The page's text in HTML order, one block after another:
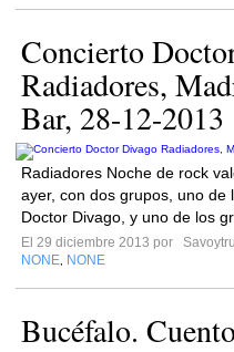
Concierto
Radiadores,
Bar, 28-12-2013
Radiadores Noche de rock
ayer, con dos grupos, uno
Doctor Divago, y uno de los
El 29 diciembre 2013 por
NONE NONE
Bucéfalo.